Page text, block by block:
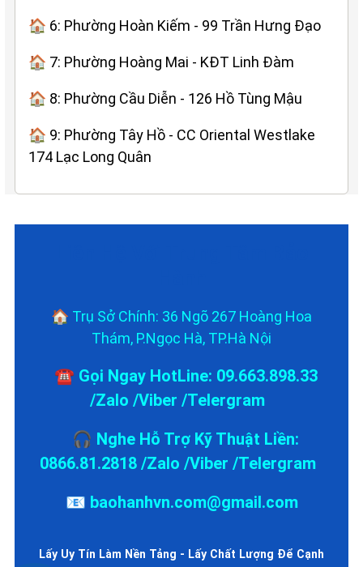
🏠 6: Phường Hoàn Kiếm - 99 Trần Hưng Đạo
🏠 7: Phường Hoàng Mai - KĐT Linh Đàm
🏠 8: Phường Cầu Diễn - 126 Hồ Tùng Mậu
🏠 9: Phường Tây Hồ - CC Oriental Westlake
174 Lạc Long Quân
🏠 Trụ Sở Chính: 36 Ngõ 267 Hoàng Hoa
Thám, P.Ngọc Hà, TP.Hà Nội
☎️ Gọi Ngay HotLine: 09.663.898.33
/Zalo /Viber /Telergram
🎧 Nghe Hỗ Trợ Kỹ Thuật Liền:
0866.81.2818 /Zalo /Viber /Telergram
📧 baohanhvn.com@gmail.com
Lấy Uy Tín Làm Nền Tảng - Lấy Chất Lượng Để Cạnh